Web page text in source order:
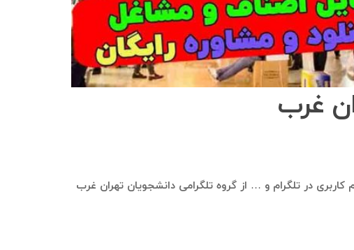
غرب
کاربری در تلگرام و … از گروه تلگرامی دانشجویان تهران غرب